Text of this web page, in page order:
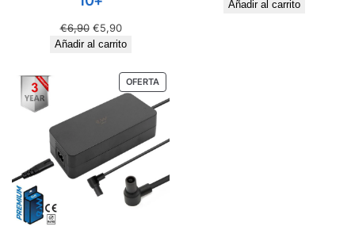
€6,90 €5,90
Añadir al carrito
Añadir al carrito
OFERTA